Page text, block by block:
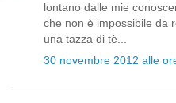
lontano dalle mie
che non è impossibile da
una tazza di tè...
30 novembre 2012 alle